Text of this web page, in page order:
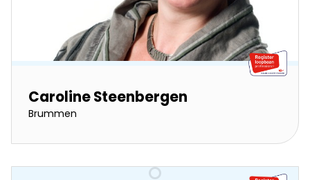
Caroline Steenbergen
Brummen